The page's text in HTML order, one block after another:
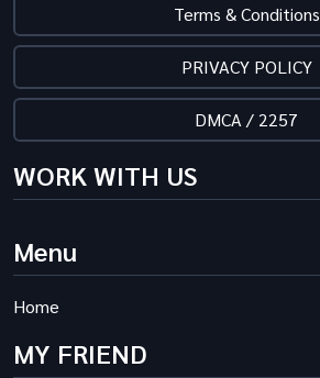
Terms & Conditions
PRIVACY POLICY
DMCA / 2257
WORK WITH US
Menu
Home
MY FRIEND